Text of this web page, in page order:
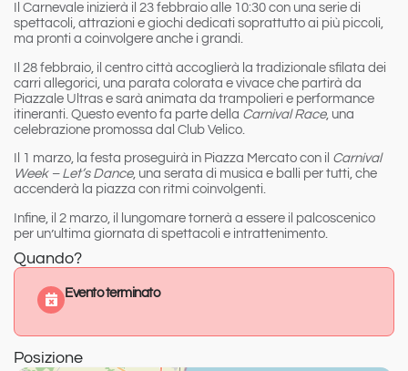
Il Carnevale inizierà il 23 febbraio alle 10:30 con una serie di
spettacoli, attrazioni e giochi dedicati soprattutto ai più piccoli,
ma pronti a coinvolgere anche i grandi.
28 febbraio , il centro città accoglierà la tradizionale sfilata dei
carri allegorici , una parata colorata e vivace che partirà da
Piazzale Ultras e sarà animata da trampolieri e performance
itineranti. Questo evento fa parte della Carnival Race, una
celebrazione promossa dal Club Velico.
1 marzo, la festa proseguirà in Piazza Mercato con il Carnival
Week – Let’s Dance, una serata di musica e balli per tutti, che
accenderà la piazza con ritmi coinvolgenti.
Infine, il 2 marzo , il lungomare tornerà a essere il palcoscenico
per un’ultima giornata di spettacoli e intrattenimento.
Quando?
Evento terminato
Posizione